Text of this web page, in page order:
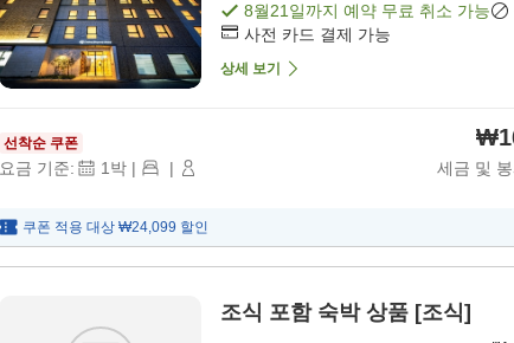
8월21일까지 예약 무료 취소 가능
사전 카드 결제 가능
상세 보기
선착순 쿠폰
요금 기준: 1 박 | | 세금 및
쿠폰 적용 대상 ₩24,099 할인
조식 포함 숙박 상품 [조식]